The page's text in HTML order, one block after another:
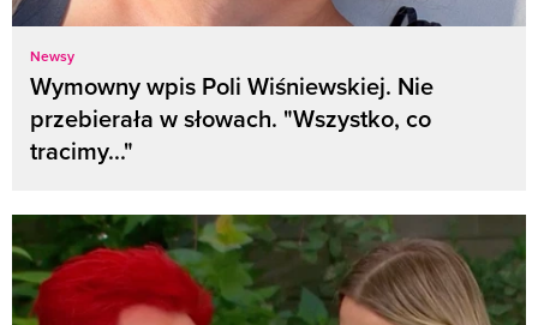
Newsy
Wymowny wpis Poli Wiśniewskiej. Nie
przebierała w słowach. "Wszystko, co
tracimy..."